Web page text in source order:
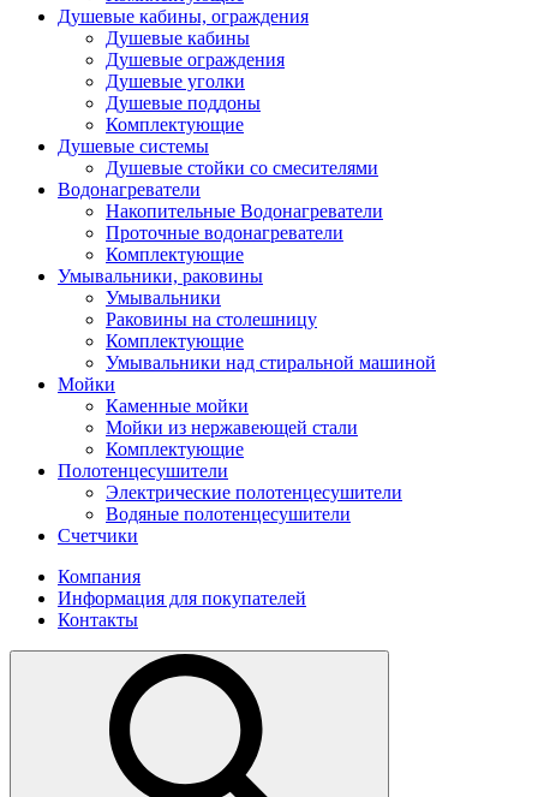
Душевые кабины, ограждения
Душевые кабины
Душевые ограждения
Душевые уголки
Душевые поддоны
Комплектующие
Душевые системы
Душевые стойки со смесителями
Водонагреватели
Накопительные Водонагреватели
Проточные водонагреватели
Комплектующие
Умывальники, раковины
Умывальники
Раковины на столешницу
Комплектующие
Умывальники над стиральной машиной
Мойки
Каменные мойки
Мойки из нержавеющей стали
Комплектующие
Полотенцесушители
Электрические полотенцесушители
Водяные полотенцесушители
Счетчики
Компания
Информация для покупателей
Контакты